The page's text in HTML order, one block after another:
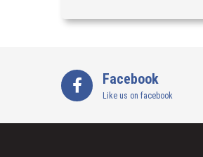
Facebook
Like us on facebook